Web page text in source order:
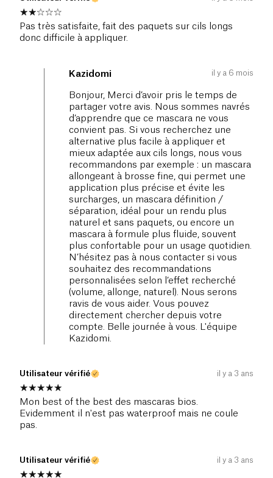
Pas très satisfaite, fait des paquets sur cils longs
donc difficile à appliquer.
Kazidomi il y a 6 mois
Bonjour, Merci d’avoir pris le temps de
partager votre avis. Nous sommes navrés
d’apprendre que ce mascara ne vous
convient pas. Si vous recherchez une
alternative plus facile à appliquer et
mieux adaptée aux cils longs, nous vous
recommandons par exemple : un mascara
allongeant à brosse fine, qui permet une
application plus précise et évite les
surcharges, un mascara définition /
séparation, idéal pour un rendu plus
naturel et sans paquets, ou encore un
mascara à formule plus fluide, souvent
plus confortable pour un usage quotidien.
N’hésitez pas à nous contacter si vous
souhaitez des recommandations
personnalisées selon l’effet recherché
(volume, allonge, naturel). Nous serons
ravis de vous aider. Vous pouvez
directement chercher depuis votre
compte. Belle journée à vous. L'équipe
Kazidomi.
Utilisateur vérifié il y a 3 ans
Mon best of the best des mascaras bios.
Evidemment il n'est pas waterproof mais ne coule
pas.
Utilisateur vérifié il y a 3 ans